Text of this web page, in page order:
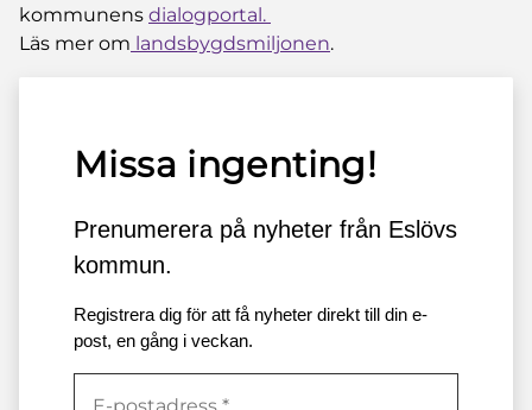
kommunens dialogportal.
Läs mer om landsbygdsmiljonen.
Missa ingenting!
Prenumerera på nyheter från Eslövs
kommun.
Registrera dig för att få nyheter direkt till din e-
post, en gång i veckan.